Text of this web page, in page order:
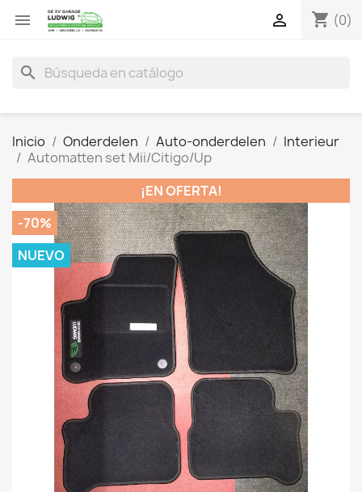
 shopping_cart (0)

search
Inicio Onderdelen Auto-onderdelen
Interieur
Automatten set Mii/Citigo/Up
¡EN OFERTA!
-70%
NUEVO